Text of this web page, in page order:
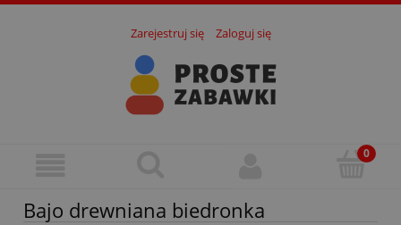
Zarejestruj się Zaloguj się
Bajo drewniana biedronka